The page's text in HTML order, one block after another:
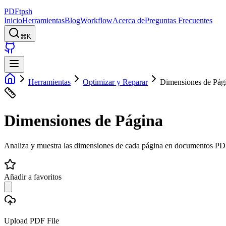
PDFtpsh
InicioHerramientasBlogWorkflowAcerca dePreguntas Frecuentes
⌘K
Herramientas Optimizar y Reparar Dimensiones de
Dimensiones de Página
Analiza y muestra las dimensiones de cada página en documentos
Añadir a favoritos
Upload PDF File